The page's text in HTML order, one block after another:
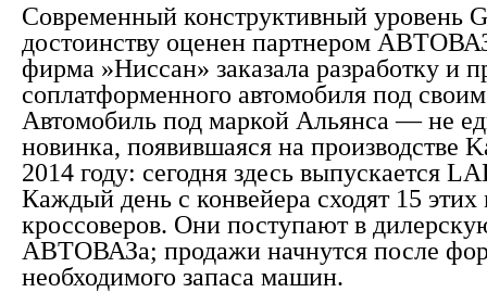
Современный конструктивный уровень
достоинству оценен партнером
фирма »Ниссан» заказала разработку и
соплатформенного автомобиля под
Автомобиль под маркой Альянса — не
новинка, появившаяся на производстве
2014 году: сегодня здесь выпускается
Каждый день с конвейера сходят 15
кроссоверов. Они поступают в
АВТОВАЗа; продажи начнутся после
необходимого запаса машин.